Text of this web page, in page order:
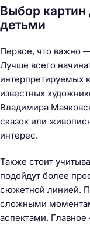
Выбор картин
детьми
Первое, что важно
Лучше всего
интерпретируемых
известных
Владимира
сказок или
интерес.
Также стоит
подойдут более
сюжетной линией.
сложными
аспектами. Главное